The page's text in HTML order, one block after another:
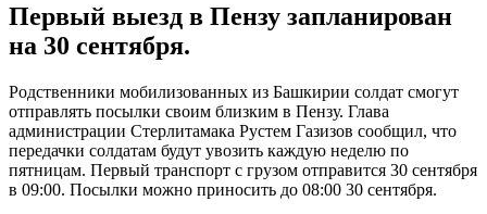
Первый выезд в Пензу запланирован
на 30 сентября.
Родственники мобилизованных из Башкирии солдат смогут
отправлять посылки своим близким в Пензу. Глава
администрации Стерлитамака Рустем Газизов сообщил, что
передачки солдатам будут увозить каждую неделю по
пятницам. Первый транспорт с грузом отправится 30 сентября
в 09:00. Посылки можно приносить до 08:00 30 сентября.